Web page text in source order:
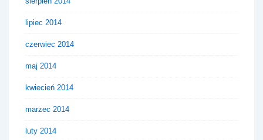
lipiec 2014
czerwiec 2014
maj 2014
kwiecień 2014
marzec 2014
luty 2014